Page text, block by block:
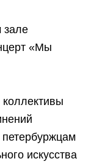
зале
«Мы
искусства